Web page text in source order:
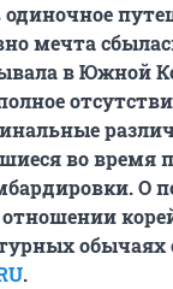
мечта
в Южной
во время
О
обычаях
.